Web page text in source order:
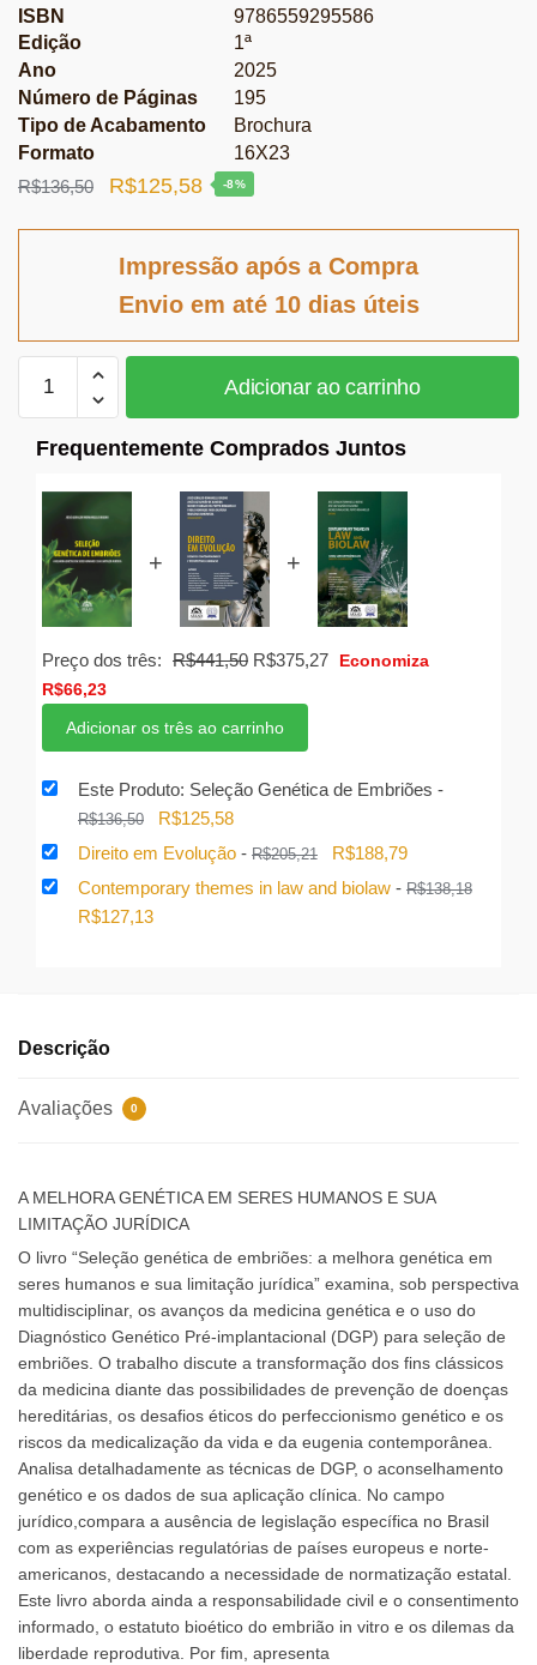
ISBN
9786559295586
Edição
1ª
Ano
2025
Número de Páginas
195
Tipo de Acabamento
Brochura
Formato
16X23
R$136,50
O
original
R$125,58O
atual
-8%
Impressão após a Compra
Envio em até 10 dias úteis
Genética
Embriões
Adicionar ao carrinho
Frequentemente Comprados Juntos
+ +
Preço dos três: R$441,50 O
original
R$375,27OEconomiza
R$66,23
Adicionar os três ao carrinho
Este Produto: Seleção Genética de Embriões -
R$136,50
O
preço
era:
R$125,58O
preço
Direito em Evolução - R$205,21
O
preço
R$188,79O
preço
Contemporary themes in law and biolaw - R$138,18
O
R$127,13O
Descrição
Avaliações 0
A MELHORA GENÉTICA EM SERES HUMANOS E SUA
LIMITAÇÃO JURÍDICA
O livro “Seleção genética de embriões: a melhora genética em
seres humanos e sua limitação jurídica” examina, sob perspectiva
multidisciplinar, os avanços da medicina genética e o uso do
Diagnóstico Genético Pré-implantacional (DGP) para seleção de
embriões. O trabalho discute a transformação dos fins clássicos
da medicina diante das possibilidades de prevenção de doenças
hereditárias, os desafios éticos do perfeccionismo genético e os
riscos da medicalização da vida e da eugenia contemporânea.
Analisa detalhadamente as técnicas de DGP, o aconselhamento
genético e os dados de sua aplicação clínica. No campo
jurídico,compara a ausência de legislação específica no Brasil
com as experiências regulatórias de países europeus e norte-
americanos, destacando a necessidade de normatização estatal.
Este livro aborda ainda a responsabilidade civil e o consentimento
informado, o estatuto bioético do embrião in vitro e os dilemas da
liberdade reprodutiva. Por fim, apresenta